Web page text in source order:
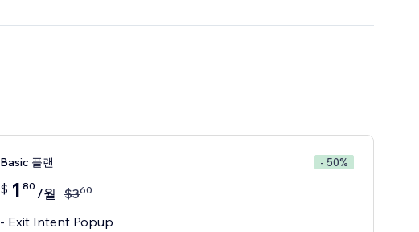
Basic 플랜 - 50%
$ 1 80 /월 $360
- Exit Intent Popup